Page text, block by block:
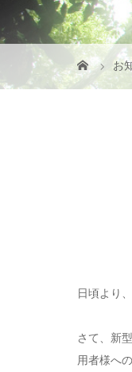
お
日頃より
さて、新
用者様へ